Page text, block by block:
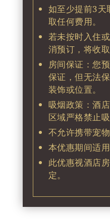
如至少提前3天
取任何费用。
若未按时入住
消预订，将收取
房间保证：您
保证，但无法
装饰或位置。
吸烟政策：酒
区域严格禁止吸
不允许携带宠物
本优惠期间适用
此优惠视酒店
定。